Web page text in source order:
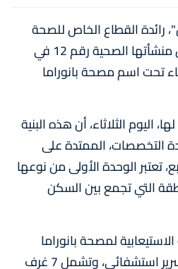
القطاع الخاص للصحة
بالمغرب، مؤخرا في تشغيل منشأتها الصحية رقم 12 في
تحت اسم مصحة بانوراما
اليوم الثلاثاء، أن هذه البنية
التخصصات، الممتدة على
6000 متر مربع، تعتبر الوحدة الأولى من نوعها
التي تجمع بين السكن
لمصحة بانوراما
سيدي معروف تبلغ 100 سرير استشفائي، وتشمل 7 غرف